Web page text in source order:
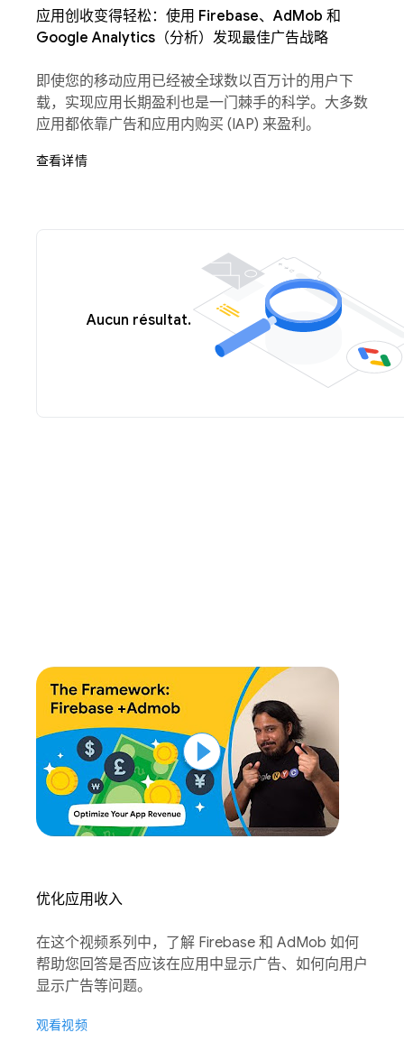
应用创收变得轻松：使用 Firebase、AdMob 和
Google Analytics（分析）发现最佳广告战略
即使您的移动应用已经被全球数以百万计的用户下
载，实现应用长期盈利也是一门棘手的科学。大多数
应用都依靠广告和应用内购买 (IAP) 来盈利。
查看详情
Aucun résultat.
优化应用收入
在这个视频系列中，了解 Firebase 和 AdMob 如何
帮助您回答是否应该在应用中显示广告、如何向用户
显示广告等问题。
观看视频